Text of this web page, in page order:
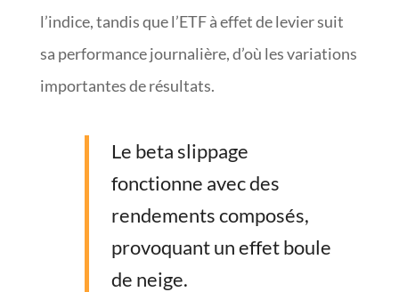
l’indice, tandis que l’ETF à effet de levier suit
sa performance journalière, d’où les variations
importantes de résultats.
Le beta slippage
fonctionne avec des
rendements composés,
provoquant un effet boule
de neige.